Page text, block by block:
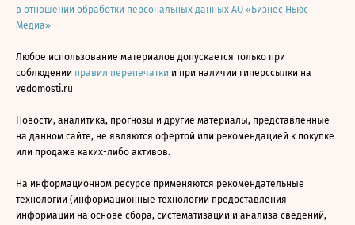
в отношении обработки персональных данных АО «Бизнес Ньюс
Медиа»
Любое использование материалов допускается только при
соблюдении правил перепечатки и при наличии гиперссылки на
vedomosti.ru
Новости, аналитика, прогнозы и другие материалы, представленные
на данном сайте, не являются офертой или рекомендацией к покупке
или продаже каких-либо активов.
На информационном ресурсе применяются рекомендательные
технологии (информационные технологии предоставления
информации на основе сбора, систематизации и анализа сведений,